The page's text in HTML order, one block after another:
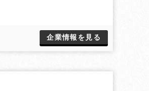
企業情報を見る